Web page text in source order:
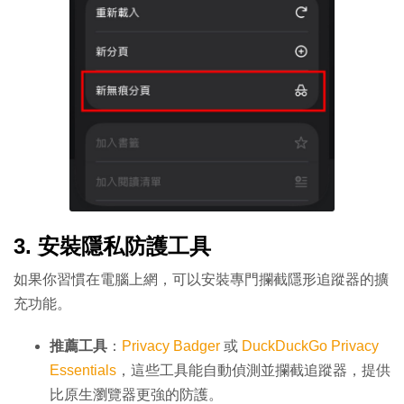
3. 安裝隱私防護工具
如果你習慣在電腦上網，可以安裝專門攔截隱形追蹤器的擴
充功能。
推薦工具 ： Privacy Badger 或 DuckDuckGo Privacy
Essentials ，這些工具能自動偵測並攔截追蹤器，提供
比原生瀏覽器更強的防護。